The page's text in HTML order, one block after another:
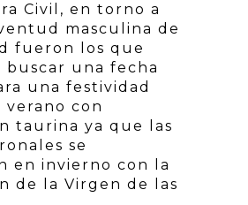
Civil, en torno a
masculina de
fueron los que
buscar una fecha
una festividad
con
taurina ya que las
se
en invierno con la
de la Virgen de las